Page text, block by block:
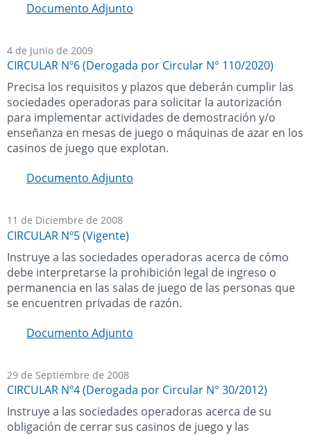
Documento Adjunto
4 de Junio de 2009
CIRCULAR Nº6 (Derogada por Circular N° 110/2020)
Precisa los requisitos y plazos que deberán cumplir las
sociedades operadoras para solicitar la autorización
para implementar actividades de demostración y/o
enseñanza en mesas de juego o máquinas de azar en los
casinos de juego que explotan.
Documento Adjunto
11 de Diciembre de 2008
CIRCULAR Nº5 (Vigente)
Instruye a las sociedades operadoras acerca de cómo
debe interpretarse la prohibición legal de ingreso o
permanencia en las salas de juego de las personas que
se encuentren privadas de razón.
Documento Adjunto
29 de Septiembre de 2008
CIRCULAR Nº4 (Derogada por Circular N° 30/2012)
Instruye a las sociedades operadoras acerca de su
obligación de cerrar sus casinos de juego y las